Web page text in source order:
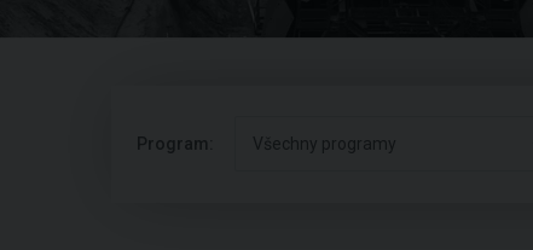
Program: Všechny programy